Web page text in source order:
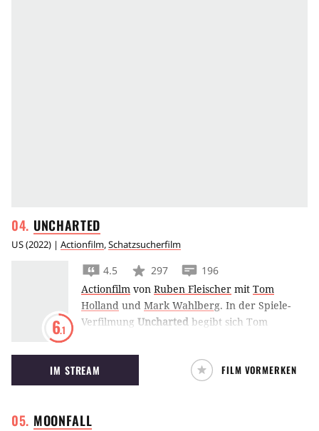
UNCHARTED
US(2022) | Actionfilm,Schatzsucherfilm
6.1
4.5 297
196
Actionfilm von Ruben Fleischer mit Tom
Holland und Mark Wahlberg. In der Spiele-
Verfilmung Uncharted begibt sich Tom
Mark Wahlberg auf die Suche nach einem
sagenumwobenen Schatz.
IM STREAM FILM VORMERKEN
MOONFALL